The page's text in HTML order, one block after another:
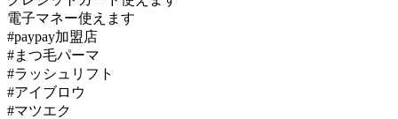
電子マネー使えます
#paypay加盟店
#まつ毛パーマ
#ラッシュリフト
#アイブロウ
#マツエク